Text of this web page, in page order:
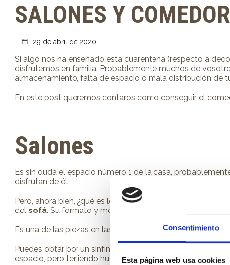
Consentimiento
Esta página web usa cookies
SALONES Y
29 de abril de 2020
Si algo nos ha enseñado esta cuarentena (respecto a
disfrutemos en familia. Probablemente muchos de
almacenamiento, falta de espacio o mala distribución de
En este post queremos contaros como conseguir el
Salones
Es sin duda el espacio número 1 de la casa,
disfrutan de él.
Pero, ahora bien, ¿qué es lo que marca la diferencia
del sofá. Su formato y medidas es importante para que
Es una de las piezas en las que no debemos buscar el
Puedes optar por un sinfín de modelos, pero el formato
espacio, pero teniendo hueco para toda la familia.